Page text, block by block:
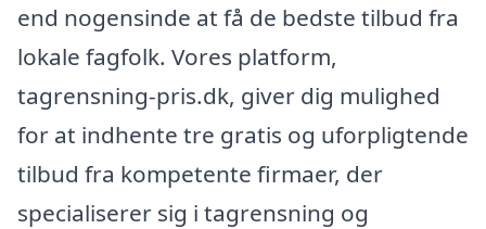
end nogensinde at få de bedste tilbud fra
lokale fagfolk. Vores platform,
tagrensning-pris.dk, giver dig mulighed
for at indhente tre gratis og uforpligtende
tilbud fra kompetente firmaer, der
specialiserer sig i tagrensning og